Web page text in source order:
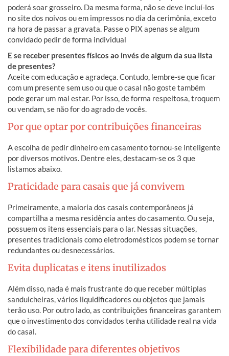
poderá soar grosseiro. Da mesma forma, não se deve incluí-los
no site dos noivos ou em impressos no dia da cerimônia, exceto
na hora de passar a gravata. Passe o PIX apenas se algum
convidado pedir de forma individual
E se receber presentes físicos ao invés de algum da sua lista
de presentes?
Aceite com educação e agradeça. Contudo, lembre-se que ficar
com um presente sem uso ou que o casal não goste também
pode gerar um mal estar. Por isso, de forma respeitosa, troquem
ou vendam, se não for do agrado de vocês.
Por que optar por contribuições financeiras
A escolha de pedir dinheiro em casamento tornou-se inteligente
por diversos motivos. Dentre eles, destacam-se os 3 que
listamos abaixo.
Praticidade para casais que já convivem
Primeiramente, a maioria dos casais contemporâneos já
compartilha a mesma residência antes do casamento. Ou seja,
possuem os itens essenciais para o lar. Nessas situações,
presentes tradicionais como eletrodomésticos podem se tornar
redundantes ou desnecessários.
Evita duplicatas e itens inutilizados
Além disso, nada é mais frustrante do que receber múltiplas
sanduicheiras, vários liquidificadores ou objetos que jamais
terão uso. Por outro lado, as contribuições financeiras garantem
que o investimento dos convidados tenha utilidade real na vida
do casal.
Flexibilidade para diferentes objetivos